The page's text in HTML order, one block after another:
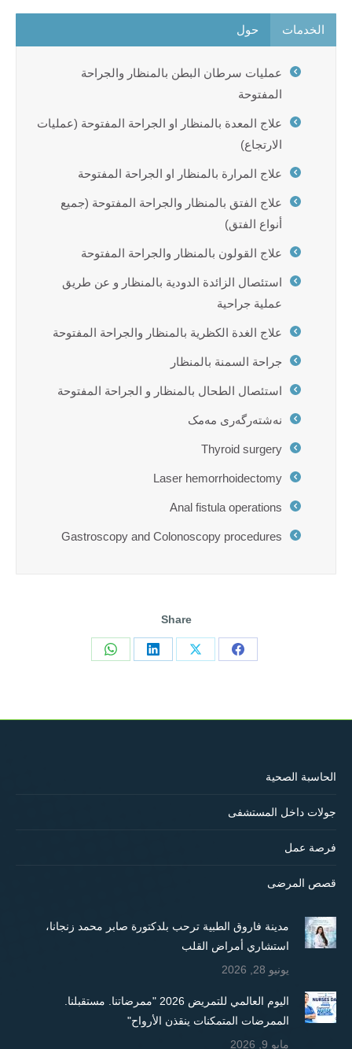
الخدمات حول
عمليات سرطان البطن بالمنظار والجراحة
المفتوحة
علاج المعدة بالمنظار او الجراحة المفتوحة (عمليات
الارتجاع)
علاج المرارة بالمنظار او الجراحة المفتوحة
علاج الفتق بالمنظار والجراحة المفتوحة (جميع
أنواع الفتق)
علاج القولون بالمنظار والجراحة المفتوحة
استئصال الزائدة الدودية بالمنظار و عن طريق
عملية جراحية
علاج الغدة الكظرية بالمنظار والجراحة المفتوحة
جراحة السمنة بالمنظار
استئصال الطحال بالمنظار و الجراحة المفتوحة
نەشتەرگەری مەمک
Thyroid surgery
Laser hemorrhoidectomy
Anal fistula operations
Gastroscopy and Colonoscopy procedures
Share
Share
Share
Share
Share
الحاسبة الصحية
جولات داخل المستشفى
فرصة عمل
قصص المرضى
مدينة فاروق الطبية ترحب بلدكتورة صابر محمد زنجانا،
استشاري أمراض القلب
يونيو 28, 2026
اليوم العالمي للتمريض 2026 "ممرضاتنا. مستقبلنا.
الممرضات المتمكنات ينقذن الأرواح"
مايو 9, 2026